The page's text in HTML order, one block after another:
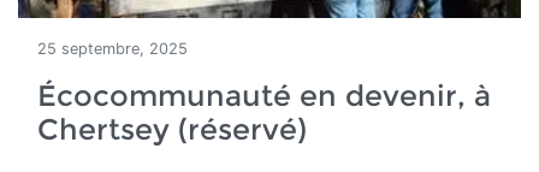
25 septembre, 2025
Écocommunauté en devenir, à
Chertsey (réservé)